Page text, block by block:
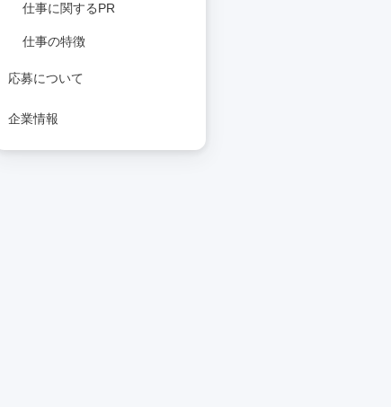
仕事に関するPR
仕事の特徴
応募について
企業情報